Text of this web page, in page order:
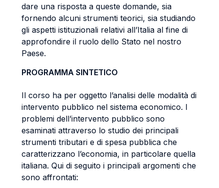
dare una risposta a queste domande, sia
fornendo alcuni strumenti teorici, sia studiando
gli aspetti istituzionali relativi all’Italia al fine di
approfondire il ruolo dello Stato nel nostro
Paese.
PROGRAMMA SINTETICO
Il corso ha per oggetto l’analisi delle modalità di
intervento pubblico nel sistema economico. I
problemi dell’intervento pubblico sono
esaminati attraverso lo studio dei principali
strumenti tributari e di spesa pubblica che
caratterizzano l’economia, in particolare quella
italiana. Qui di seguito i principali argomenti che
sono affrontati: